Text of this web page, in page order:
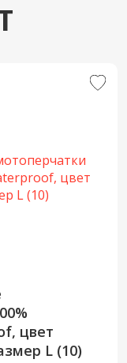
цвет
L (10)